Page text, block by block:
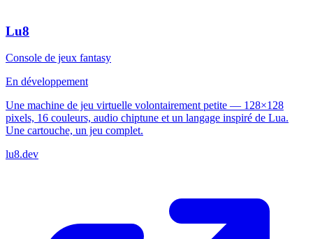
Lu8
Console de jeux fantasy
En développement
Une machine de jeu virtuelle volontairement petite — 128×128
pixels, 16 couleurs, audio chiptune et un langage inspiré de Lua.
Une cartouche, un jeu complet.
lu8.dev